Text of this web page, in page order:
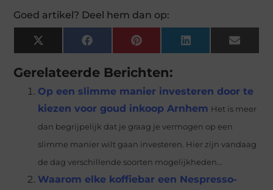
Goed artikel? Deel hem dan op:
X
(Twitter)
FacebookPinterestLinkedInEmail
Gerelateerde Berichten:
Op een slimme manier investeren door te
kiezen voor goud inkoop Arnhem Het is meer
dan begrijpelijk dat je graag je vermogen op een
slimme manier wilt gaan investeren. Hier zijn vandaag
de dag verschillende soorten mogelijkheden...
Waarom elke koffiebar een Nespresso-